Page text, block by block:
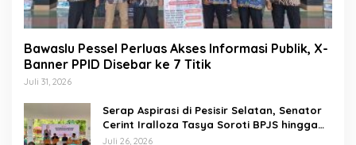
Bawaslu Pessel Perluas Akses Informasi Publik, X-
Banner PPID Disebar ke 7 Titik
Juli 31, 2026
Serap Aspirasi di Pesisir Selatan, Senator
Cerint Iralloza Tasya Soroti BPJS hingga
Kurikulum Merdeka
Juli 26, 2026